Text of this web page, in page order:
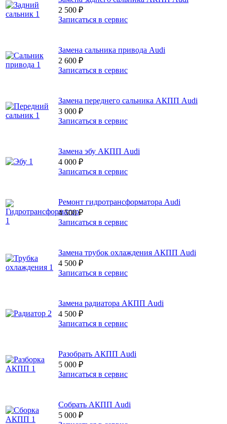
2 500 ₽
Записаться в сервис
Замена сальника привода Audi
2 600 ₽
Записаться в сервис
Замена переднего сальника АКПП Audi
3 000 ₽
Записаться в сервис
Замена эбу АКПП Audi
4 000 ₽
Записаться в сервис
Ремонт гидротрансформатора Audi
4 500 ₽
Записаться в сервис
Замена трубок охлаждения АКПП Audi
4 500 ₽
Записаться в сервис
Замена радиатора АКПП Audi
4 500 ₽
Записаться в сервис
Разобрать АКПП Audi
5 000 ₽
Записаться в сервис
Собрать АКПП Audi
5 000 ₽